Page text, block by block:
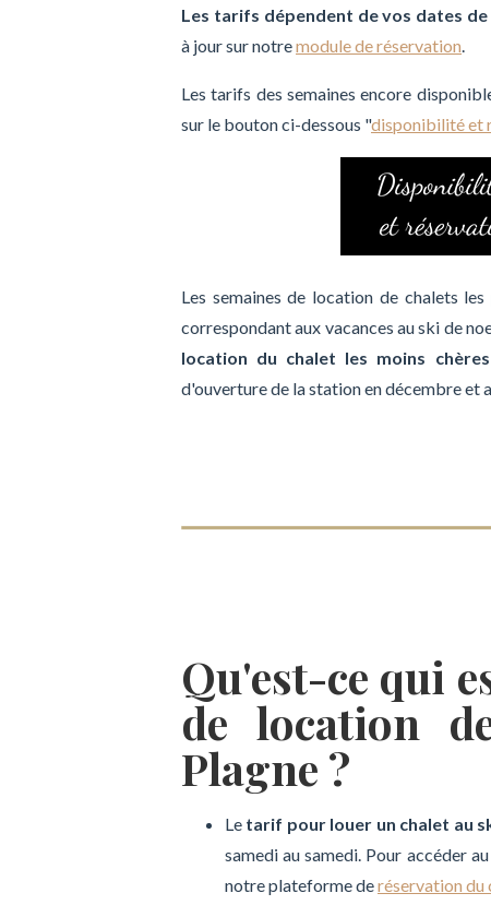
Les tarifs dépendent de vos dates
à jour sur notremodule de réservation.
Les tarifs des semaines encore
sur le bouton ci-dessous "disponibilité et
Les semaines de location de chalets
correspondant aux vacances au ski de
location du chalet les moins chères
d'ouverture de la station en décembre et
Qu'est-ce qui
de location
Plagne ?
Le tarif pour louer un chalet au
samedi au samedi. Pour accéder
notre plateforme deréservation du